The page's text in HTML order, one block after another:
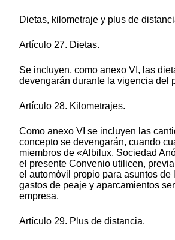
Dietas, kilometraje y plus de
Artículo 27. Dietas.
Se incluyen, como anexo VI, las
devengarán durante la vigencia del
Artículo 28. Kilometrajes.
Como anexo VI se incluyen las
concepto se devengarán, cuando
miembros de «Albilux, Sociedad
el presente Convenio utilicen,
el automóvil propio para asuntos de
gastos de peaje y aparcamientos
empresa.
Artículo 29. Plus de distancia.